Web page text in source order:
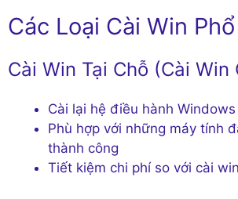
Các Loại Cài Win
Cài Win Tại Chỗ (Cài Win
Cài lại hệ điều hành
Phù hợp với những máy tính
thành công
Tiết kiệm chi phí so với cài